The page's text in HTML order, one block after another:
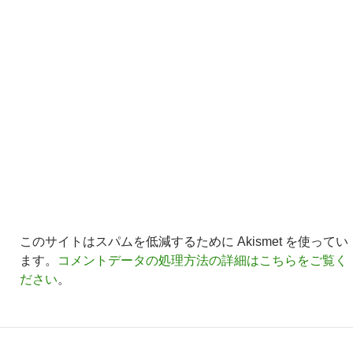
このサイトはスパムを低減するために Akismet を使ってい
ます。
コメントデータの処理方法の詳細はこちらをご覧く
ださい。